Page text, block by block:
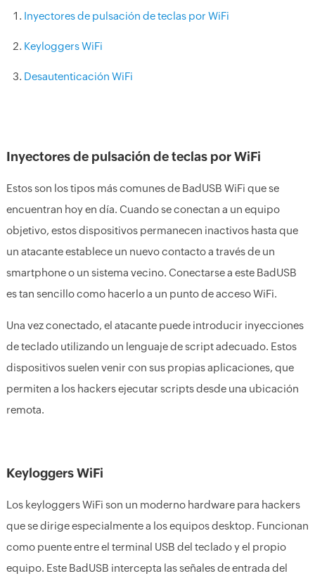
Inyectores de pulsación de teclas por WiFi
Keyloggers WiFi
Desautenticación WiFi
Inyectores de pulsación de teclas por WiFi
Estos son los tipos más comunes de BadUSB WiFi que se
encuentran hoy en día. Cuando se conectan a un equipo
objetivo, estos dispositivos permanecen inactivos hasta que
un atacante establece un nuevo contacto a través de un
smartphone o un sistema vecino. Conectarse a este BadUSB
es tan sencillo como hacerlo a un punto de acceso WiFi.
Una vez conectado, el atacante puede introducir inyecciones
de teclado utilizando un lenguaje de script adecuado. Estos
dispositivos suelen venir con sus propias aplicaciones, que
permiten a los hackers ejecutar scripts desde una ubicación
remota.
Keyloggers WiFi
Los keyloggers WiFi son un moderno hardware para hackers
que se dirige especialmente a los equipos desktop. Funcionan
como puente entre el terminal USB del teclado y el propio
equipo. Este BadUSB intercepta las señales de entrada del